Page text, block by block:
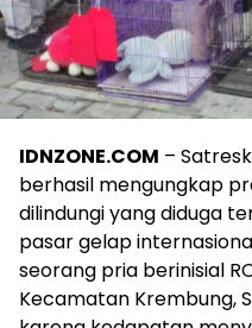
IDNZONE.COM –
berhasil mengungkap
dilindungi yang diduga
pasar gelap
seorang pria berinisial
Kecamatan Krembung,